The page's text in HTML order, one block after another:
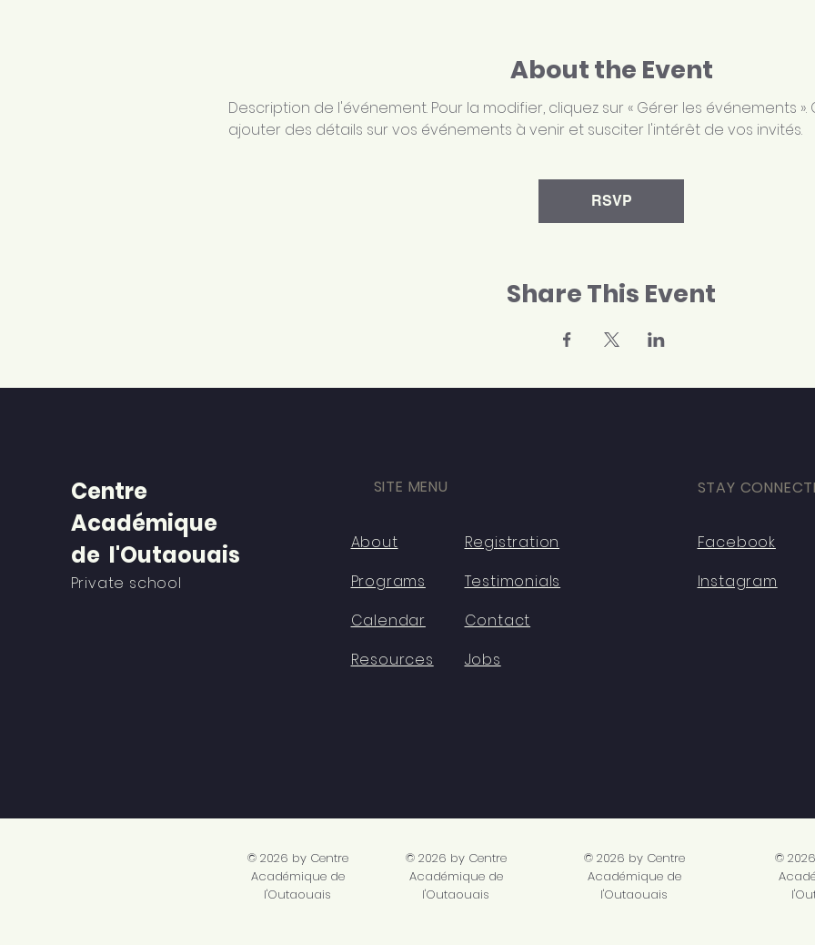
About the Event
Description de l'événement. Pour la modifier, cliquez sur « Gérer les événements
ajouter des détails sur vos événements à venir et susciter l'intérêt de vos invités.
RSVP
Share This Event
Centre
Académique
de l'Outaouais
Private school
SITE MENU
About
Programs
Calendar
Resources
Registration
Testimonials
Contact
Jobs
STAY
Facebook
Instagram
© 2026 by Centre
Académique de
l'Outaouais
© 2026 by Centre
Académique de
l'Outaouais
© 2026 by Centre
Académique de
l'Outaouais
©